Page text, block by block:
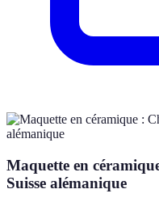
Maquette en
Suisse alémanique